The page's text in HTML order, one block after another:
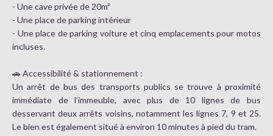
- Une cave privée de 20m²
- Une place de parking intérieur
- Une place de parking voiture et cinq emplacements pour motos
incluses.
🚗 Accessibilité & stationnement :
Un arrêt de bus des transports publics se trouve à proximité
immédiate de l’immeuble, avec plus de 10 lignes de bus
desservant deux arrêts voisins, notamment les lignes 7, 9 et 25.
Le bien est également situé à environ 10 minutes à pied du tram.